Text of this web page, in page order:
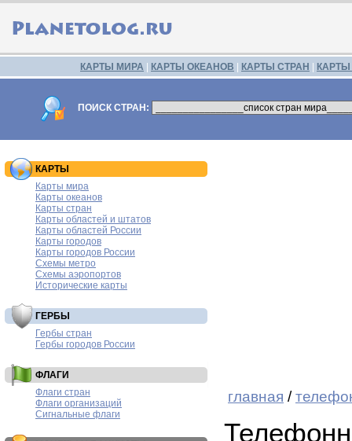
КАРТЫ МИРА КАРТЫ ОКЕАНОВ КАРТЫ СТРАН
ПОИСК СТРАН:
КАРТЫ
Карты мира
Карты океанов
Карты стран
Карты областей и штатов
Карты областей России
Карты городов
Карты городов России
Схемы метро
Схемы аэропортов
Исторические карты
ГЕРБЫ
Гербы стран
Гербы городов России
ФЛАГИ
Флаги стран
Флаги организаций
Сигнальные флаги
главная /